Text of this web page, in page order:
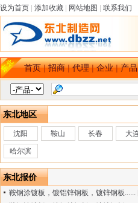
设为首页 添加收藏 网站地图 联系我们
首页|招商|代理|企业|产品
东北地区
沈阳 鞍山 长春 大
哈尔滨
东北报价
鞍钢涂镀板，镀铝锌钢板，镀锌钢板......